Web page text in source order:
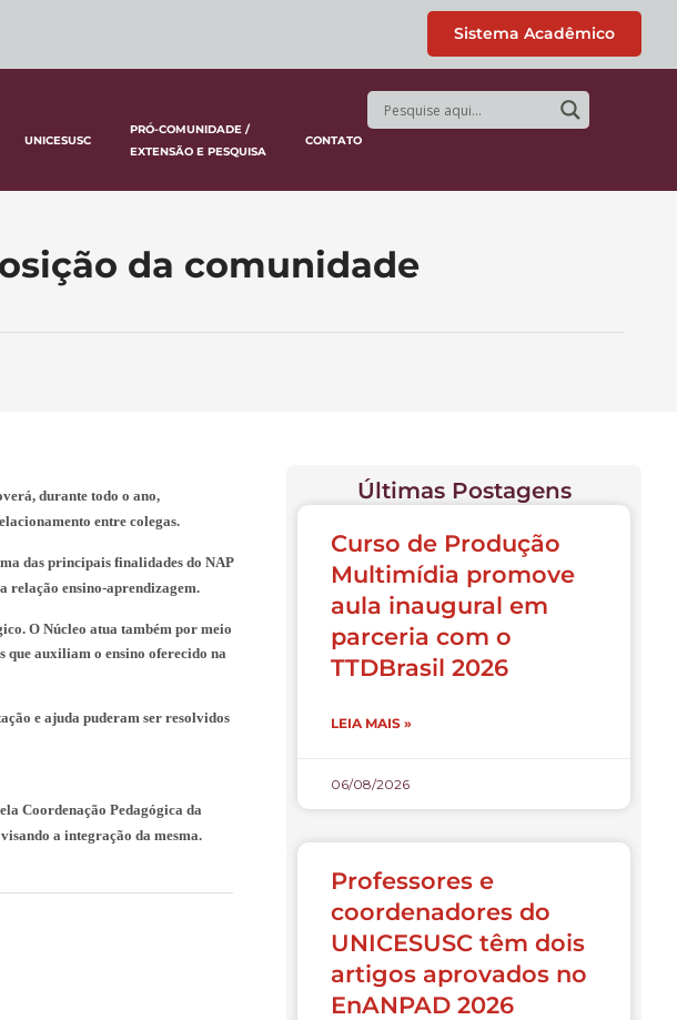
Sistema Acadêmico
UNICESUSC
PRÓ-COMUNIDADE /
EXTENSÃO E PESQUISA
CONTATO
da comunidade
durante todo o ano,
entre colegas.
ma das principais finalidades do NAP
relação ensino-aprendizagem.
O Núcleo atua também por meio
que auxiliam o ensino oferecido na
e ajuda puderam ser resolvidos
Coordenação Pedagógica da
a integração da mesma.
Últimas Postagens
Curso de Produção
Multimídia promove
aula inaugural em
parceria com o
TTDBrasil 2026
LEIA MAIS »
06/08/2026
Professores e
coordenadores do
UNICESUSC têm dois
artigos aprovados no
EnANPAD 2026